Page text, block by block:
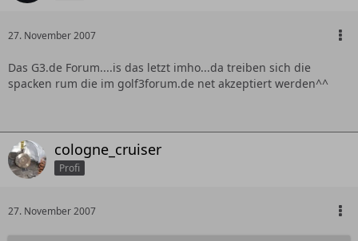
27. November 2007
Das G3.de Forum....is das letzt imho...da treiben sich die
spacken rum die im golf3forum.de net akzeptiert werden^^
cologne_cruiser
Profi
27. November 2007